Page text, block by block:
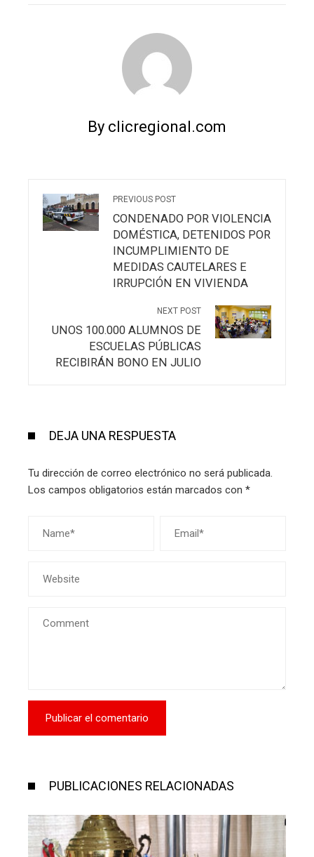
By clicregional.com
PREVIOUS POST
CONDENADO POR VIOLENCIA
DOMÉSTICA, DETENIDOS POR
INCUMPLIMIENTO DE
MEDIDAS CAUTELARES E
IRRUPCIÓN EN VIVIENDA
NEXT POST
UNOS 100.000 ALUMNOS DE
ESCUELAS PÚBLICAS
RECIBIRÁN BONO EN JULIO
DEJA UNA RESPUESTA
Tu dirección de correo electrónico no será publicada.
Los campos obligatorios están marcados con *
PUBLICACIONES RELACIONADAS